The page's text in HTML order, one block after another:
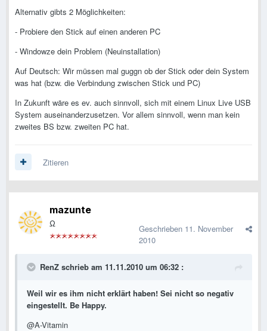
Alternativ gibts 2 Möglichkeiten:
- Probiere den Stick auf einen anderen PC
- Windowze dein Problem (Neuinstallation)
Auf Deutsch: Wir müssen mal guggn ob der Stick oder dein System
was hat (bzw. die Verbindung zwischen Stick und PC)
In Zukunft wäre es ev. auch sinnvoll, sich mit einem Linux Live USB
System auseinanderzusetzen. Vor allem sinnvoll, wenn man kein
zweites BS bzw. zweiten PC hat.
Zitieren
mazunte
Ω Geschrieben 11. November
2010
RenZ schrieb am 11.11.2010 um 06:32 :
Weil wir es ihm nicht erklärt haben! Sei nicht so negativ
eingestellt. Be Happy.
@A-Vitamin